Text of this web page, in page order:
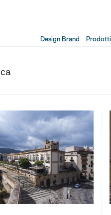
PrimaryDesign Brand Prodotti